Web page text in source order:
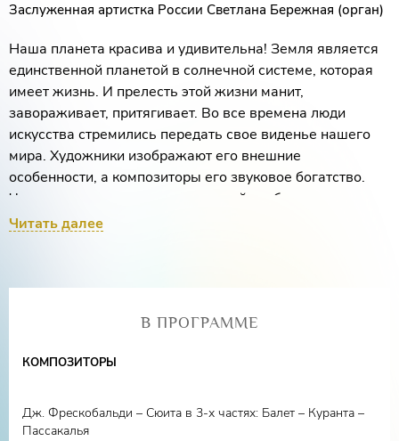
Заслуженная артистка России Светлана Бережная (орган)
Наша планета красива и удивительна! Земля является
единственной планетой в солнечной системе, которая
имеет жизнь. И прелесть этой жизни манит,
завораживает, притягивает. Во все времена люди
искусства стремились передать свое виденье нашего
мира. Художники изображают его внешние
особенности, а композиторы его звуковое богатство.
Человек, с помощью произведений изобразительного и
музыкального искусства, может постичь эту
первый взгляд кажется привычным и будничным. А
дуэт? Приглашаем Вас насладиться ансамблем музыки
Читать далее
В ПРОГРАММЕ
КОМПОЗИТОРЫ
Дж. Фрескобальди – Сюита в 3-х частях: Балет – Куранта –
Пассакалья